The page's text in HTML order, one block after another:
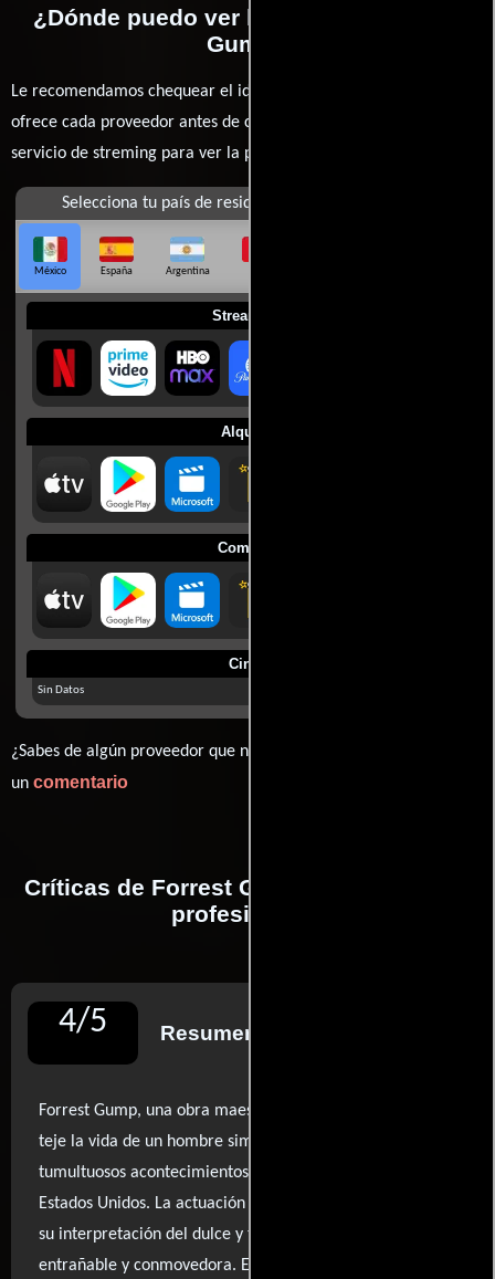
¿Dónde puedo ver la películas Forrest
Gump?
Le recomendamos chequear el idioma, doblaje o subtítulos que
ofrece cada proveedor antes de comprar, alquilar o contratar un
servicio de streming para ver la películas.
Selecciona tu país de residencia
México España Argentina
Streaming
Alquilar
Comprar
Cines
Sin Datos
¿Sabes de algún proveedor que no estamos mostrando? déjanos
un comentario
Críticas de Forrest Gump realizadas por
profesionales
4/5 Resumen de reseñas
Forrest Gump, una obra maestra del cine estadounidense,
teje la vida de un hombre simple a través de los
tumultuosos acontecimientos de la historia moderna de
Estados Unidos. La actuación de Tom Hanks es un triunfo;
su interpretación del dulce y torpe Forrest es a la vez
entrañable y conmovedora. Esta película, que combina